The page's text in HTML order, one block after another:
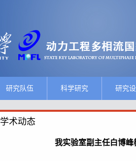
研究队伍 科学研究 研究
学术动态
我实验室副主任白博